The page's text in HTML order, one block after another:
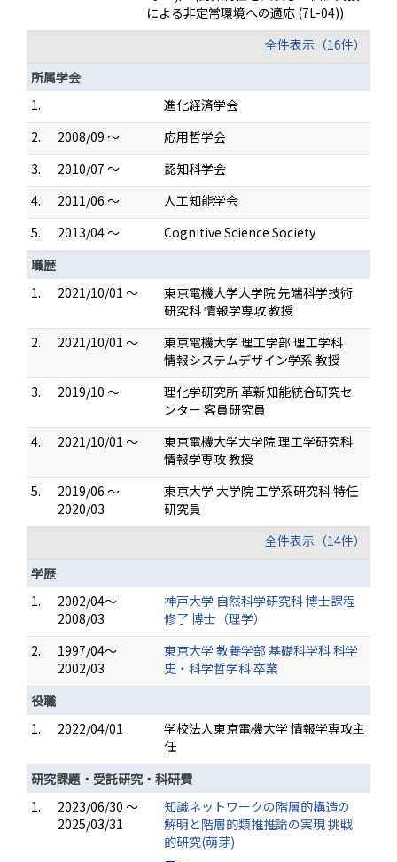
による非定常環境への適応 (7L-04))
全件表示（16件）
所属学会
1.
進化経済学会
2.
2008/09 ～
応用哲学会
3.
2010/07 ～
認知科学会
4.
2011/06 ～
人工知能学会
5.
2013/04 ～
Cognitive Science Society
職歴
1.
2021/10/01 ～
東京電機大学大学院 先端科学技術
研究科 情報学専攻 教授
2.
2021/10/01 ～
東京電機大学 理工学部 理工学科
情報システムデザイン学系 教授
3.
2019/10 ～
理化学研究所 革新知能統合研究セ
ンター 客員研究員
4.
2021/10/01 ～
東京電機大学大学院 理工学研究科
情報学専攻 教授
5.
2019/06 ～
2020/03
東京大学 大学院 工学系研究科 特任
研究員
全件表示（14件）
学歴
1.
2002/04～
2008/03
神戸大学 自然科学研究科 博士課程
修了 博士（理学）
2.
1997/04～
2002/03
東京大学 教養学部 基礎科学科 科学
史・科学哲学科 卒業
役職
1.
2022/04/01
学校法人東京電機大学 情報学専攻主
任
研究課題・受託研究・科研費
1.
2023/06/30 ～
2025/03/31
知識ネットワークの階層的構造の
解明と階層的類推推論の実現 挑戦
的研究(萌芽)